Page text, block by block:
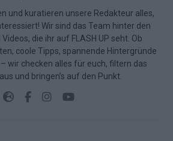
und kuratieren unsere Redakteur alles,
Wir sind das Team hinter den
die ihr auf FLASH UP seht. Ob
coole Tipps, spannende Hintergründe
wir checken alles für euch, filtern das
und bringen’s auf den Punkt.